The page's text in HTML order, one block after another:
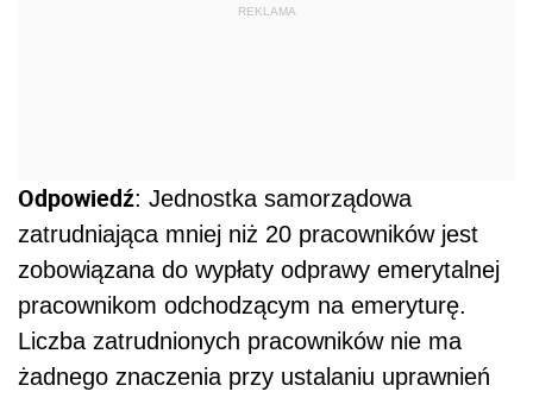
REKLAMA
Odpowiedź: Jednostka samorządowa
zatrudniająca mniej niż 20 pracowników jest
zobowiązana do wypłaty odprawy emerytalnej
pracownikom odchodzącym na emeryturę.
Liczba zatrudnionych pracowników nie ma
żadnego znaczenia przy ustalaniu uprawnień